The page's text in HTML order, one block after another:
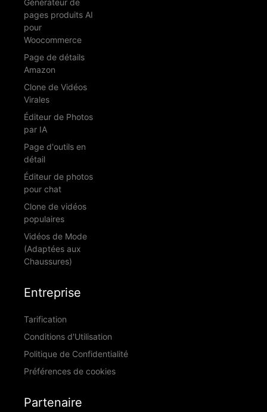
Générateur de
pages produits AI
pour
Woocommerce
Page de détails
Amazon
Clone de Vidéos
Virales
Éditeur de Photos
par IA
Page d'outils en
détail
Éditeur de photos
pour chat
Clone de vidéos
populaires
Vidéos de Mode
(Adaptées aux
Chaussures)
Entreprise
Tarification
Conditions d'Utilisation
Politique de Confidentialité
Préférences de cookies
Partenaire